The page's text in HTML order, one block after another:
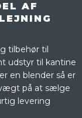
AF
tilbehør til
udstyr til kantine
en blender så er
på at sælge
levering